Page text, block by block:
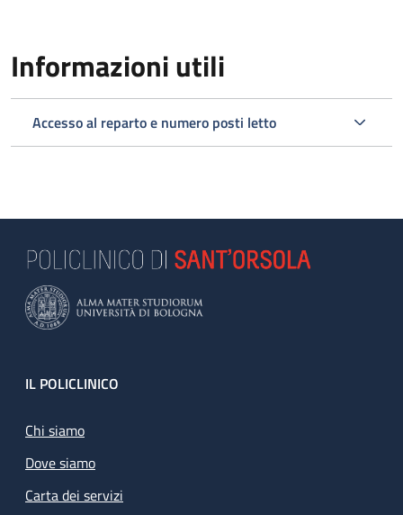
Informazioni utili
Accesso al reparto e numero posti letto
Footer
IL POLICLINICO
Chi siamo
Dove siamo
Carta dei servizi